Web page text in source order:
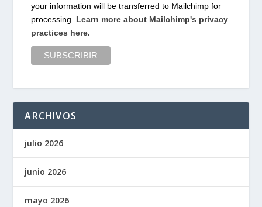
your information will be transferred to Mailchimp for
processing. Learn more about Mailchimp's privacy
practices here.
ARCHIVOS
julio 2026
junio 2026
mayo 2026